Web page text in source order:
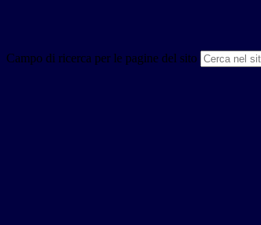
Campo di ricerca per le pagine del sito